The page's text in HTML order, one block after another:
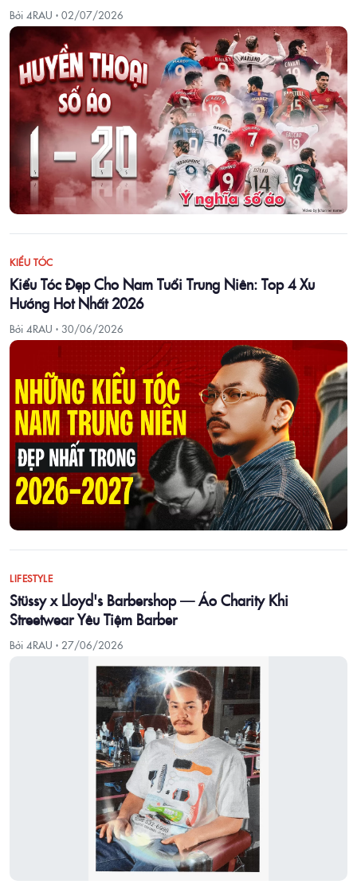
Bởi 4RAU · 02/07/2026
KIỂU TÓC
Kiểu Tóc Đẹp Cho Nam Tuổi Trung Niên: Top 4 Xu
Hướng Hot Nhất 2026
Bởi 4RAU · 30/06/2026
LIFESTYLE
Stüssy x Lloyd's Barbershop — Áo Charity Khi
Streetwear Yêu Tiệm Barber
Bởi 4RAU · 27/06/2026